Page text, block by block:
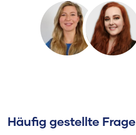
Häufig gestellte